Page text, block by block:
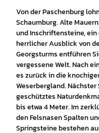
Von der Paschenburg
Schaumburg. Alte
und Inschriftensteine,
herrlicher Ausblick von
Georgsturms entführen
vergessene Welt. Nach
es zurück in die
Weserbergland.
geschütztes
bis etwa 4 Meter. Im
den Felsnasen Spalten
Springsteine bestehen